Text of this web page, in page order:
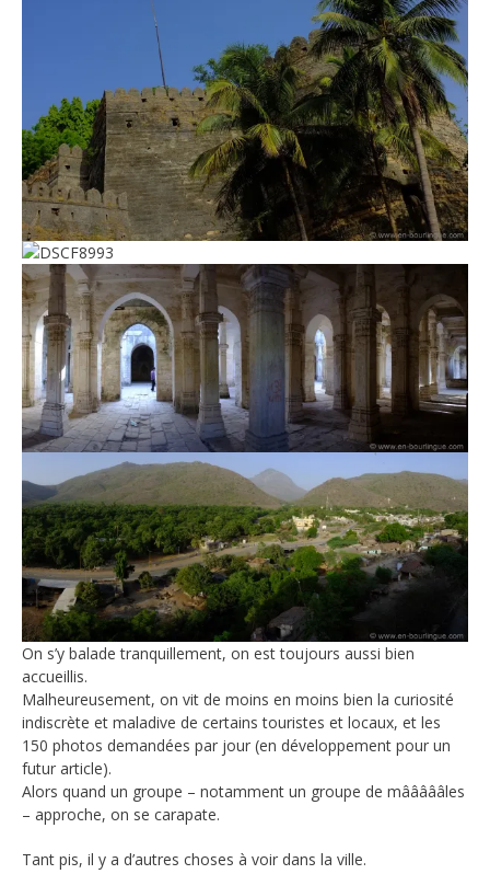
On s’y balade tranquillement, on est toujours aussi bien
accueillis.
Malheureusement, on vit de moins en moins bien la curiosité
indiscrète et maladive de certains touristes et locaux, et les
150 photos demandées par jour (en développement pour un
futur article).
Alors quand un groupe – notamment un groupe de mâââââles
– approche, on se carapate.
Tant pis, il y a d’autres choses à voir dans la ville.